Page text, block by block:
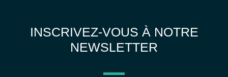
INSCRIVEZ-VOUS À NOTRE
NEWSLETTER